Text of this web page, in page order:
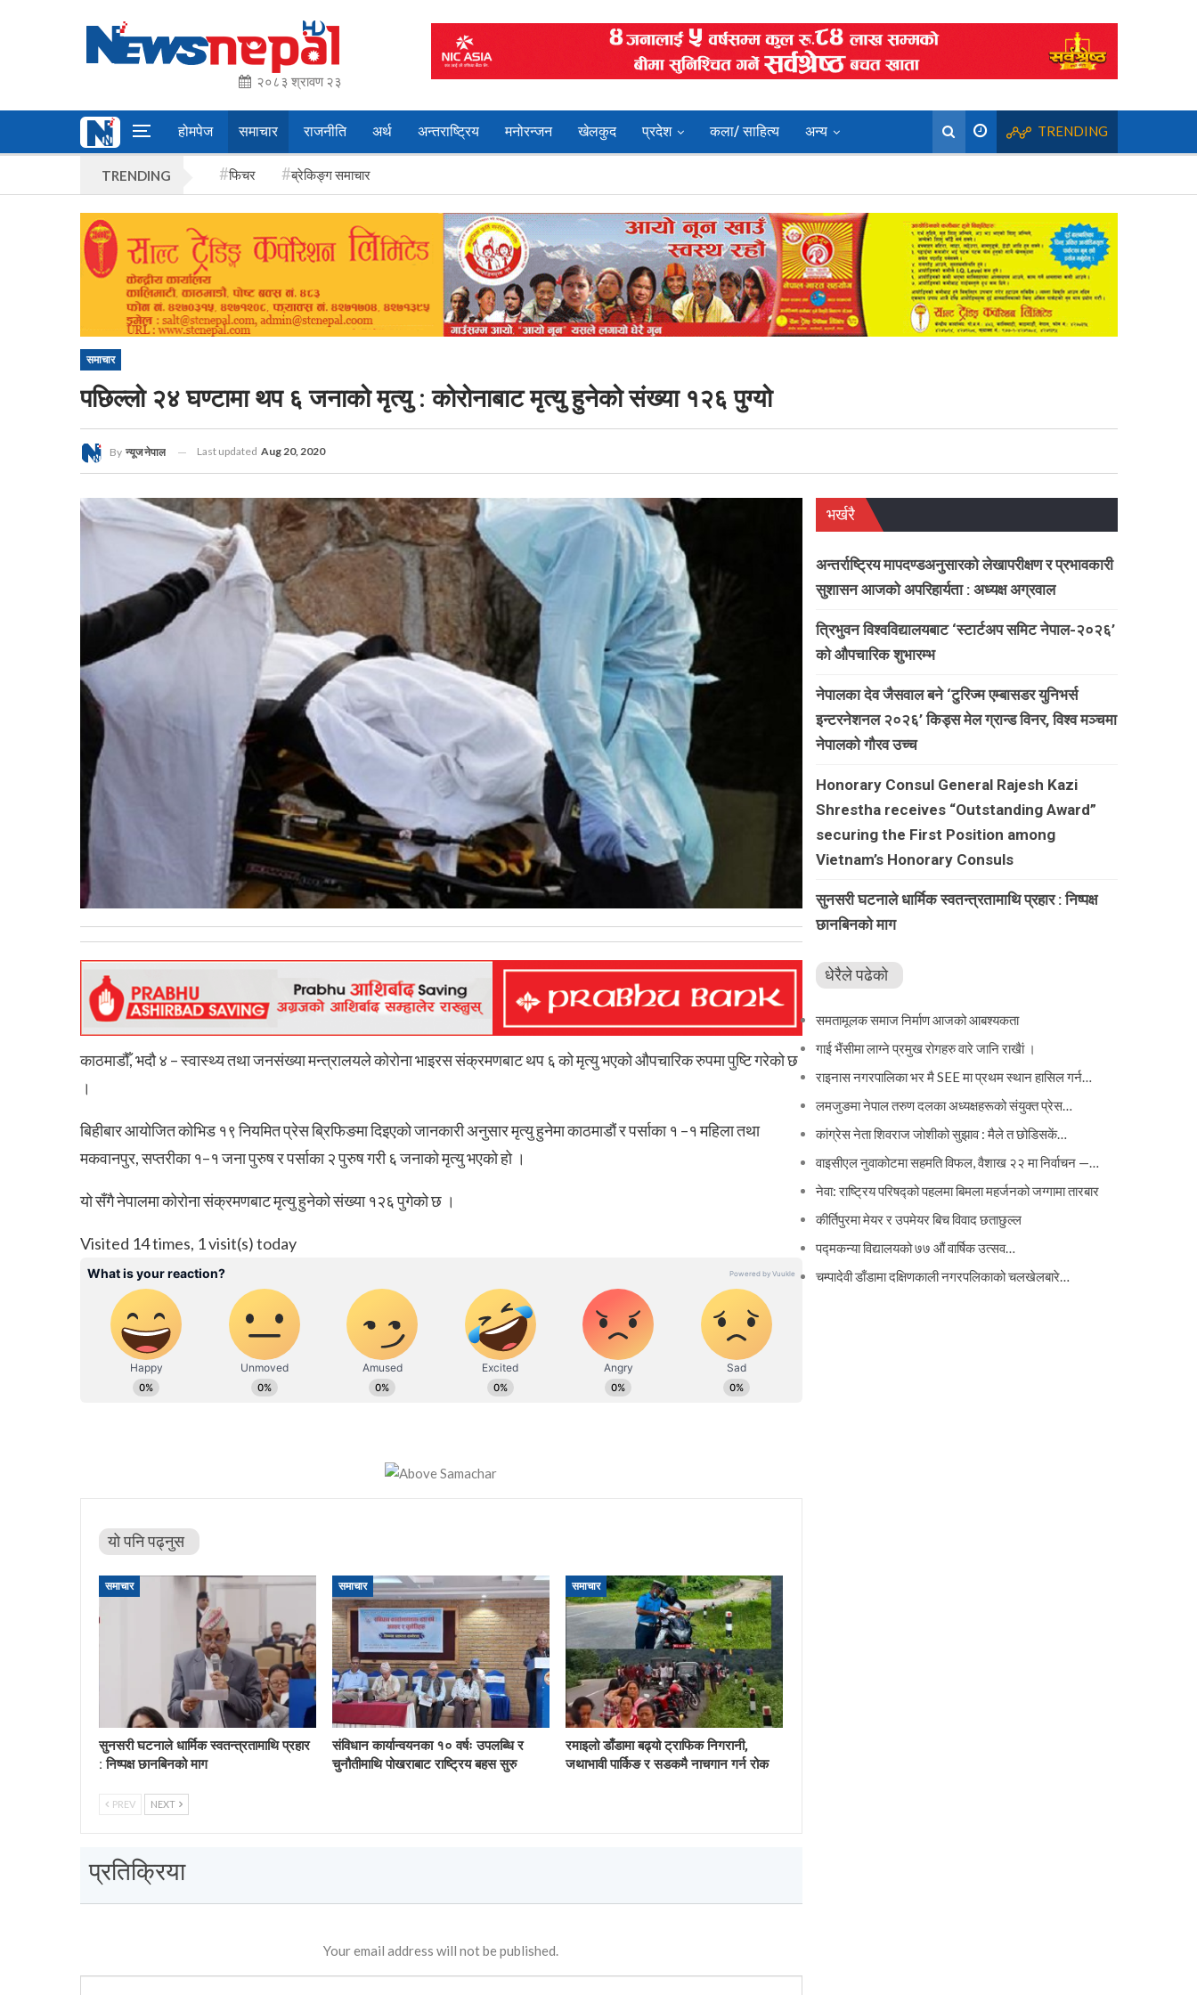
२०८३ श्रावण २३
होमपेज समाचार राजनीति अर्थ अन्तराष्ट्रिय मनोरन्जन खेलकुद प्रदेश कला/ साहित्य अन्य TRENDING
TRENDING फिचर ब्रेकिङ्ग समाचार
समाचार
पछिल्लो २४ घण्टामा थप ६ जनाको मृत्यु : कोरोनाबाट मृत्यु हुनेको संख्या १२६ पुग्यो
By न्यूज नेपाल Last updated Aug 20, 2020
काठमाडौँ, भदौ ४ – स्वास्थ्य तथा जनसंख्या मन्त्रालयले कोरोना भाइरस संक्रमणबाट थप ६ को मृत्यु भएको औपचारिक रुपमा पुष्टि गरेको छ
।
बिहीबार आयोजित कोभिड १९ नियमित प्रेस ब्रिफिङमा दिइएको जानकारी अनुसार मृत्यु हुनेमा काठमाडौं र पर्साका १ –१ महिला तथा
मकवानपुर, सप्तरीका १–१ जना पुरुष र पर्साका २ पुरुष गरी ६ जनाको मृत्यु भएको हो ।
यो सँगै नेपालमा कोरोना संक्रमणबाट मृत्यु हुनेको संख्या १२६ पुगेको छ ।
Visited 14 times, 1 visit(s) today
यो पनि पढ्नुस
समाचार
सुनसरी घटनाले धार्मिक स्वतन्त्रतामाथि प्रहार
: निष्पक्ष छानबिनको माग
समाचार
संविधान कार्यान्वयनका १० वर्षः उपलब्धि र
चुनौतीमाथि पोखराबाट राष्ट्रिय बहस सुरु
समाचार
रमाइलो डाँडामा बढ्यो ट्राफिक निगरानी,
जथाभावी पार्किङ र सडकमै नाचगान गर्न रोक
PREV NEXT
प्रतिक्रिया
Your email address will not be published.
भर्खरै
अन्तर्राष्ट्रिय मापदण्डअनुसारको लेखापरीक्षण र प्रभावकारी
सुशासन आजको अपरिहार्यता : अध्यक्ष अग्रवाल
त्रिभुवन विश्वविद्यालयबाट ‘स्टार्टअप समिट नेपाल-२०२६’
को औपचारिक शुभारम्भ
नेपालका देव जैसवाल बने ‘टुरिज्म एम्बासडर युनिभर्स
इन्टरनेशनल २०२६’ किड्स मेल ग्रान्ड विनर, विश्व मञ्चमा
नेपालको गौरव उच्च
Honorary Consul General Rajesh Kazi
Shrestha receives “Outstanding Award”
securing the First Position among
Vietnam’s Honorary Consuls
सुनसरी घटनाले धार्मिक स्वतन्त्रतामाथि प्रहार : निष्पक्ष
छानबिनको माग
धेरैले पढेको
समतामूलक समाज निर्माण आजको आबश्यकता
गाई भैंसीमा लाग्ने प्रमुख रोगहरु वारे जानि राखैां ।
राइनास नगरपालिका भर मै SEE मा प्रथम स्थान हासिल गर्न…
लमजुङमा नेपाल तरुण दलका अध्यक्षहरूको संयुक्त प्रेस…
कांग्रेस नेता शिवराज जोशीको सुझाव : मैले त छोडिसकें…
वाइसीएल नुवाकोटमा सहमति विफल, वैशाख २२ मा निर्वाचन —…
नेवा: राष्ट्रिय परिषद्को पहलमा बिमला महर्जनको जग्गामा तारबार
कीर्तिपुरमा मेयर र उपमेयर बिच विवाद छताछुल्ल
पद्मकन्या विद्यालयको ७७ औं ‌‌वार्षिक ‌उत्सव…
चम्पादेवी डाँडामा दक्षिणकाली नगरपलिकाको चलखेलबारे…